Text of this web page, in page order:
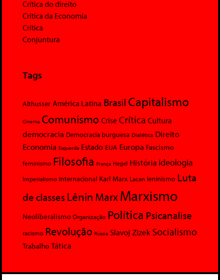
Crítica do direito
Crítica da Economia
Crítica
Conjuntura
Tags
Althusser América Latina Brasil Capitalismo
Cinema Comunismo Crise Crítica Cultura
democracia Democracia burguesa Dialética Direito
Economia Esquerda Estado EUA Europa Fascismo
feminismo Filosofia França Hegel História Ideologia
Imperialismo Internacional Karl Marx Lacan leninismo Luta
de classesLênin MarxMarxismo
Neoliberalismo Organização Política Psicanalise
racismo Revolução Rússia Slavoj Zizek Socialismo
Trabalho Tática